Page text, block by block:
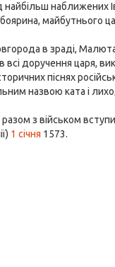
наближених
майбутнього
в зраді,
доручення царя,
піснях
назвою ката і
разом з військом
1 січня 1573.